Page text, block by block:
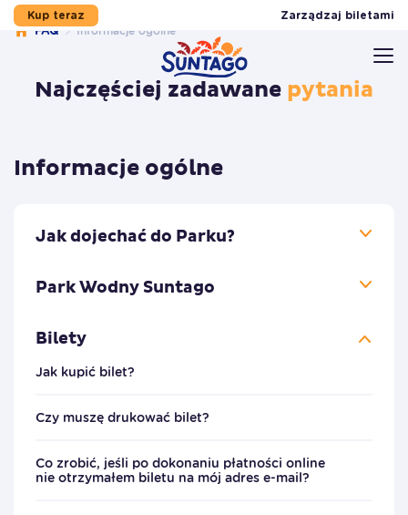
Przejdź do menu
Przejdź do treści
Przejdź do stopki
Zarządzaj biletami
Kup teraz
FAQ Informacje ogólne
Najczęściej zadawane pytania
Informacje ogólne
Jak dojechać do Parku?
Park Wodny Suntago
Bilety
Jak kupić bilet?
Czy muszę drukować bilet?
Co zrobić, jeśli po dokonaniu płatności online
nie otrzymałem biletu na mój adres e-mail?